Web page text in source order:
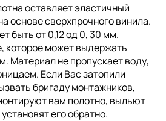
оставляет эластичный
основе сверхпрочного винила.
быть от 0,12 од 0, 30 мм.
которое может выдержать
Материал не пропускает воду,
Если Вас затопили
бригаду монтажников,
вам полотно, выльют
его обратно.